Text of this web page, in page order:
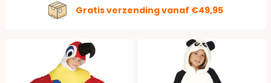
Gratis verzending vanaf €49,95